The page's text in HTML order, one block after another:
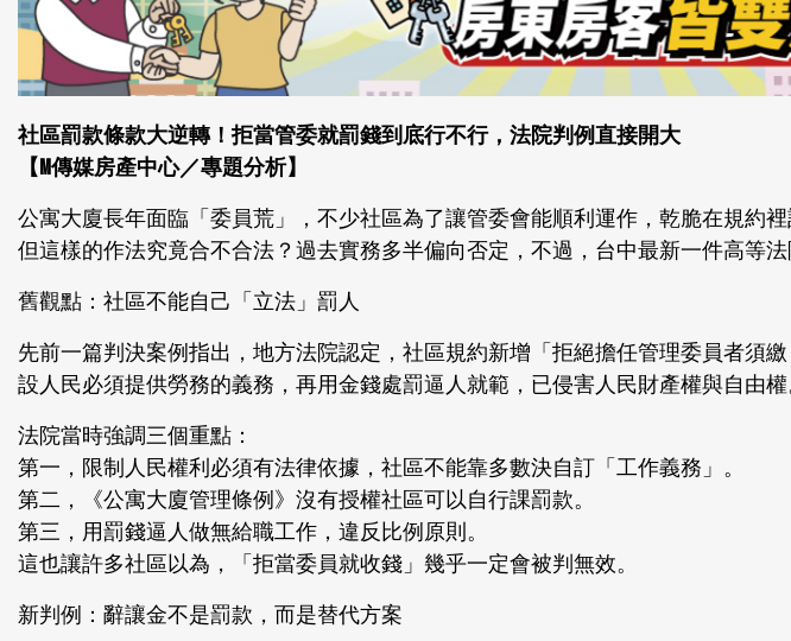
社區罰款條款大逆轉！拒當管委就罰錢到底行不行，法院判例直接開大
【M傳媒房產中心／專題分析】
公寓大廈長年面臨「委員荒」，不少社區為了讓管委會能順利運作，乾脆在規約
但這樣的作法究竟合不合法？過去實務多半偏向否定，不過，台中最新一件高等
舊觀點：社區不能自己「立法」罰人
先前一篇判決案例指出，地方法院認定，社區規約新增「拒絕擔任管理委員者須繳
設人民必須提供勞務的義務，再用金錢處罰逼人就範，已侵害人民財產權與自由權
法院當時強調三個重點：
第一，限制人民權利必須有法律依據，社區不能靠多數決自訂「工作義務」。
第二，《公寓大廈管理條例》沒有授權社區可以自行課罰款。
第三，用罰錢逼人做無給職工作，違反比例原則。
這也讓許多社區以為，「拒當委員就收錢」幾乎一定會被判無效。
新判例：辭讓金不是罰款，而是替代方案